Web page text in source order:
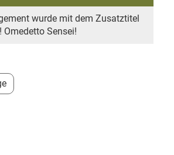
wurde mit dem Zusatztitel
Omedetto Sensei!